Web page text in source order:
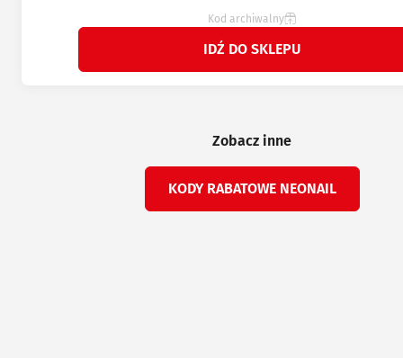
Kod archiwalny
IDŹ DO SKLEPU
Zobacz inne
KODY RABATOWE NEONAIL